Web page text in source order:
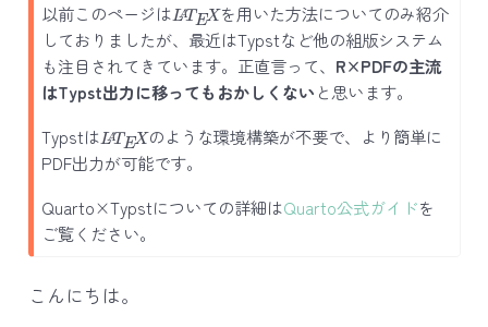
以前このページは
を用いた方法についてのみ紹介
しておりましたが、最近はTypstなど他の組版システム
も注目されてきています。正直言って、 R×PDFの主流
はTypst出力に移ってもおかしくない と思います。
Typstは
のような環境構築が不要で、より簡単に
PDF出力が可能です。
Quarto×Typstについての詳細はQuarto公式ガイドを
ご覧ください。
こんにちは。